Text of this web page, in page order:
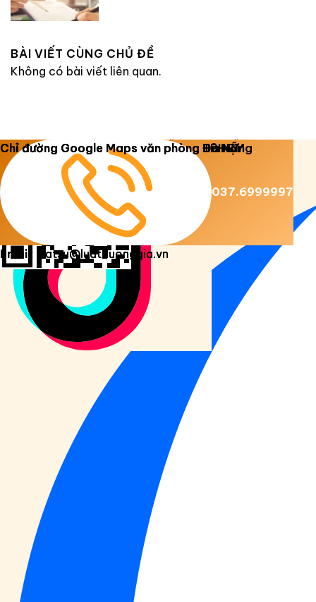
BÀI VIẾT CÙNG CHỦ ĐỀ
Không có bài viết liên quan.
Copyright 2026 © Luật Dương Gia